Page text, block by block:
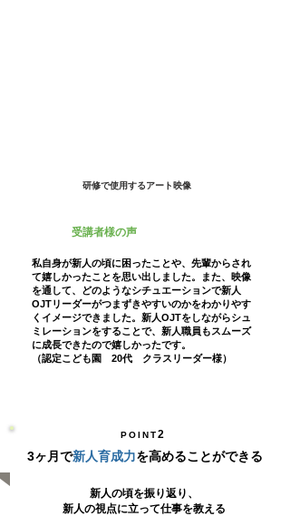
研修で使用するアート映像
受講者様の声
私自身が新人の頃に困ったことや、先輩からされ
て嬉しかったことを思い出しました。また、映像
を通して、どのようなシチュエーションで新人
OJTリーダーがつまずきやすいのかをわかりやす
くイメージできました。新人OJTをしながらシュ
ミレーションをすることで、新人職員もスムーズ
に成長できたので嬉しかったです。
（認定こども園 20代 クラスリーダー様）
POINT2
3ヶ月で新人育成力を高めることができる
新人の頃を振り返り、
新人の視点に立って仕事を教える